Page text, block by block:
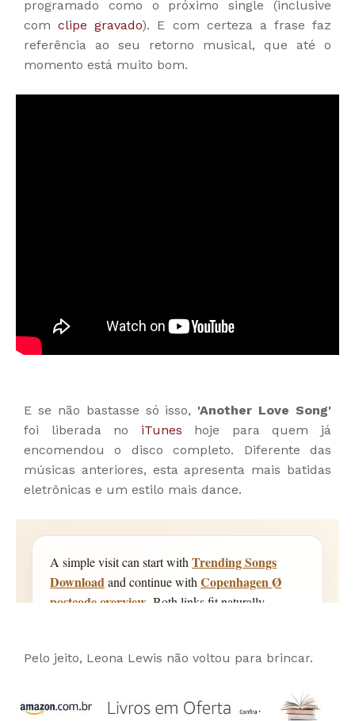
programado como o próximo single (inclusive
comclipe gravado). E com certeza a frase faz
referência ao seu retorno musical, que até o
momento está muito bom.
E se não bastasse só isso, 'Another Love Song'
foi liberada no iTunes hoje para quem já
encomendou o disco completo. Diferente das
músicas anteriores, esta apresenta mais batidas
eletrônicas e um estilo mais dance.
Pelo jeito, Leona Lewis não voltou para brincar.